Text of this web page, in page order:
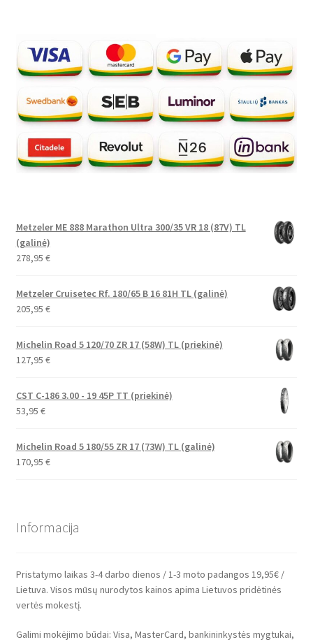
Metzeler ME 888 Marathon Ultra 300/35 VR 18 (87V) TL
(galinė)
278,95 €
Metzeler Cruisetec Rf. 180/65 B 16 81H TL (galinė)
205,95 €
Michelin Road 5 120/70 ZR 17 (58W) TL (priekinė)
127,95 €
CST C-186 3.00 - 19 45P TT (priekinė)
53,95 €
Michelin Road 5 180/55 ZR 17 (73W) TL (galinė)
170,95 €
Informacija
Pristatymo laikas 3-4 darbo dienos / 1-3 moto padangos 19,95€ /
Lietuva. Visos mūsų nurodytos kainos apima Lietuvos pridėtinės
vertės mokestį.
Galimi mokėjimo būdai: Visa, MasterCard, bankininkystės mygtukai,